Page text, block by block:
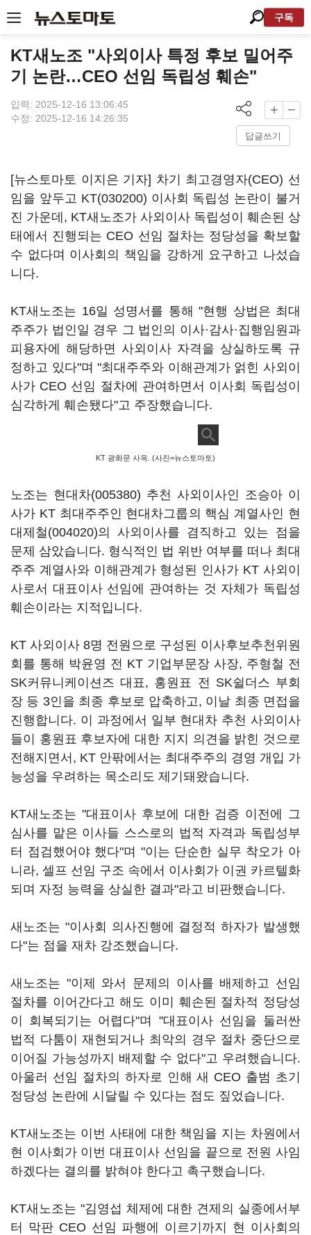
구독
KT새노조 "사외이사 특정 후보 밀어주
기 논란…CEO 선임 독립성 훼손"
입력: 2025-12-16 13:06:45
수정: 2025-12-16 14:26:35
답글쓰기
[뉴스토마토 이지은 기자] 차기 최고경영자(CEO) 선
임을 앞두고 KT(030200) 이사회 독립성 논란이 불거
진 가운데, KT새노조가 사외이사 독립성이 훼손된 상
태에서 진행되는 CEO 선임 절차는 정당성을 확보할
수 없다며 이사회의 책임을 강하게 요구하고 나섰습
니다.
KT새노조는 16일 성명서를 통해 "현행 상법은 최대
주주가 법인일 경우 그 법인의 이사·감사·집행임원과
피용자에 해당하면 사외이사 자격을 상실하도록 규
정하고 있다"며 "최대주주와 이해관계가 얽힌 사외이
사가 CEO 선임 절차에 관여하면서 이사회 독립성이
심각하게 훼손됐다"고 주장했습니다.
KT 광화문 사옥. (사진=뉴스토마토)
노조는 현대차(005380) 추천 사외이사인 조승아 이
사가 KT 최대주주인 현대차그룹의 핵심 계열사인 현
대제철(004020)의 사외이사를 겸직하고 있는 점을
문제 삼았습니다. 형식적인 법 위반 여부를 떠나 최대
주주 계열사와 이해관계가 형성된 인사가 KT 사외이
사로서 대표이사 선임에 관여하는 것 자체가 독립성
훼손이라는 지적입니다.
KT 사외이사 8명 전원으로 구성된 이사후보추천위원
회를 통해 박윤영 전 KT 기업부문장 사장, 주형철 전
SK커뮤니케이션즈 대표, 홍원표 전 SK쉴더스 부회
장 등 3인을 최종 후보로 압축하고, 이날 최종 면접을
진행합니다. 이 과정에서 일부 현대차 추천 사외이사
들이 홍원표 후보자에 대한 지지 의견을 밝힌 것으로
전해지면서, KT 안팎에서는 최대주주의 경영 개입 가
능성을 우려하는 목소리도 제기돼왔습니다.
KT새노조는 "대표이사 후보에 대한 검증 이전에 그
심사를 맡은 이사들 스스로의 법적 자격과 독립성부
터 점검했어야 했다"며 "이는 단순한 실무 착오가 아
니라, 셀프 선임 구조 속에서 이사회가 이권 카르텔화
되며 자정 능력을 상실한 결과"라고 비판했습니다.
새노조는 "이사회 의사진행에 결정적 하자가 발생했
다"는 점을 재차 강조했습니다.
새노조는 "이제 와서 문제의 이사를 배제하고 선임
절차를 이어간다고 해도 이미 훼손된 절차적 정당성
이 회복되기는 어렵다"며 "대표이사 선임을 둘러싼
법적 다툼이 재현되거나 최악의 경우 절차 중단으로
이어질 가능성까지 배제할 수 없다"고 우려했습니다.
아울러 선임 절차의 하자로 인해 새 CEO 출범 초기
정당성 논란에 시달릴 수 있다는 점도 짚었습니다.
KT새노조는 이번 사태에 대한 책임을 지는 차원에서
현 이사회가 이번 대표이사 선임을 끝으로 전원 사임
하겠다는 결의를 밝혀야 한다고 촉구했습니다.
KT새노조는 "김영섭 체제에 대한 견제의 실종에서부
터 막판 CEO 선임 파행에 이르기까지 현 이사회의